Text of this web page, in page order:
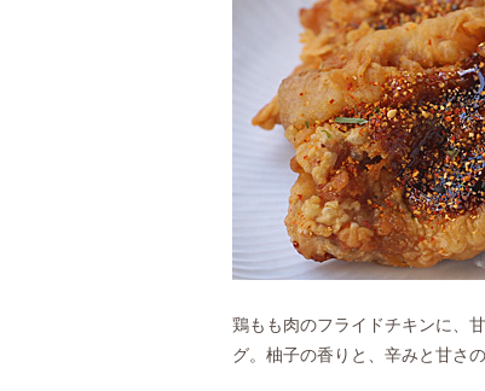
鶏もも肉のフライドチキンに、
グ。柚子の香りと、辛みと甘さ